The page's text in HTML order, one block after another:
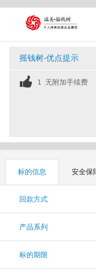
摇钱树-优点提示
1 无附加手续费
标的信息 安全保
回款方式
产品系列
标的期限